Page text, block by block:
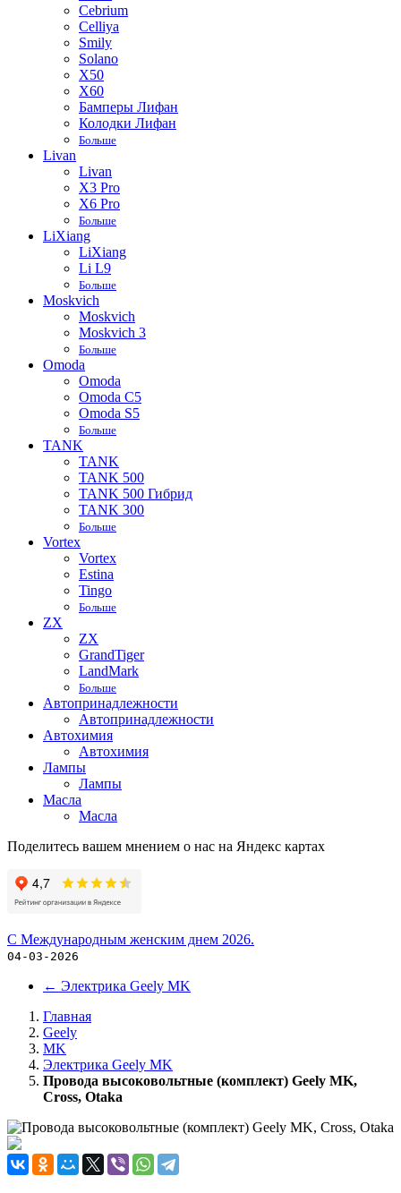
Cebrium
Celliya
Smily
Solano
X50
X60
Бамперы Лифан
Колодки Лифан
Больше
Livan
Livan
X3 Pro
X6 Pro
Больше
LiXiang
LiXiang
Li L9
Больше
Moskvich
Moskvich
Moskvich 3
Больше
Omoda
Omoda
Omoda C5
Omoda S5
Больше
TANK
TANK
TANK 500
TANK 500 Гибрид
TANK 300
Больше
Vortex
Vortex
Estina
Tingo
Больше
ZX
ZX
GrandTiger
LandMark
Больше
Автопринадлежности
Автопринадлежности
Автохимия
Автохимия
Лампы
Лампы
Масла
Масла
Поделитесь вашем мнением о нас на Яндекс картах
С Международным женским днем 2026.
04-03-2026
← Электрика Geely MK
Главная
Geely
MK
Электрика Geely MK
Провода высоковольтные (комплект) Geely MK,
Cross, Otaka